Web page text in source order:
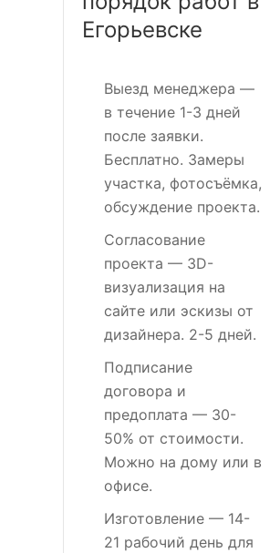
Егорьевске
Выезд менеджера —
в течение 1-3 дней
после заявки.
Бесплатно. Замеры
участка, фотосъёмка,
обсуждение проекта.
Согласование
проекта — 3D-
визуализация на
сайте или эскизы от
дизайнера. 2-5 дней.
Подписание
договора и
предоплата — 30-
50% от стоимости.
Можно на дому или в
офисе.
Изготовление — 14-
21 рабочий день для